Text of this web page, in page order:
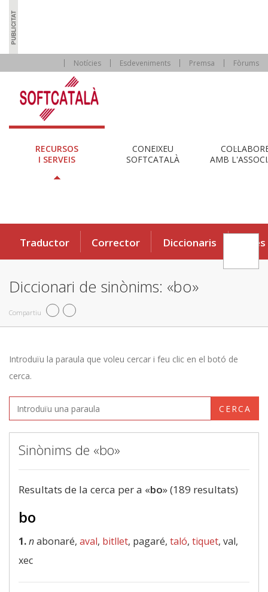
Notícies Esdeveniments Premsa Fòrums
RECURSOS
I SERVEIS
CONEIXEU
SOFTCATALÀ
AMB
Traductor Corrector Diccionaris Eines
Diccionari de sinònims: «bo»
Compartiu
Introduïu la paraula que voleu cercar i feu clic en el botó de
cerca.
CERCA
Sinònims de «bo»
Resultats de la cerca per a «bo» (189 resultats)
bo
1.nabonaré, aval, bitllet, pagaré, taló, tiquet, val,
xec